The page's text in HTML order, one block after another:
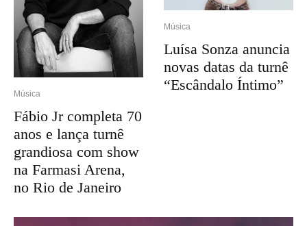
Música
Fábio Jr completa 70
anos e lança turnê
grandiosa com show
na Farmasi Arena,
no Rio de Janeiro
Música
Luísa Sonza anuncia
novas datas da turnê
“Escândalo Íntimo”